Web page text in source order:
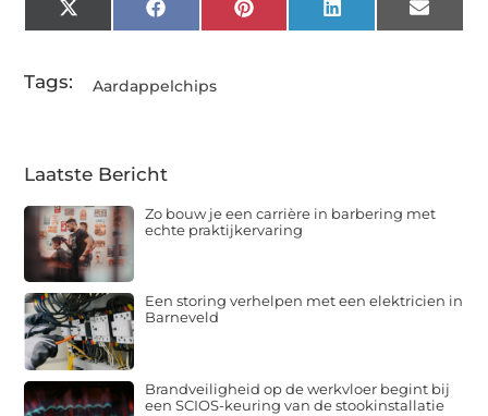
X
(Twitter)
FacebookPinterestLinkedInEmail
Tags: Aardappelchips
Laatste Bericht
Zo bouw je een carrière in barbering met
echte praktijkervaring
Een storing verhelpen met een elektricien in
Barneveld
Brandveiligheid op de werkvloer begint bij
een SCIOS-keuring van de stookinstallatie